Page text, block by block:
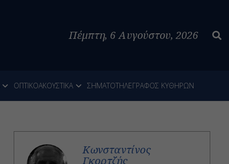
Πέμπτη, 6 Αυγούστου, 2026
ΟΠΤΙΚΟΑΚΟΥΣΤΙΚΑ ΣΗΜΑΤΟΤΗΛΕΓΡΑΦΟΣ ΚΥΘΗΡΩΝ
Κωνσταντίνος
Γκορτζής